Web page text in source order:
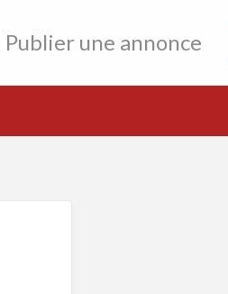
Publier une annonce